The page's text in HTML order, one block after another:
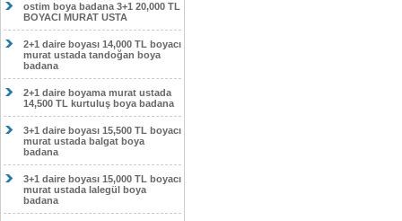
ostim boya badana 3+1 20,000 TL
BOYACI MURAT USTA
2+1 daire boyası 14,000 TL boyacı
murat ustada tandoğan boya
badana
2+1 daire boyama murat ustada
14,500 TL kurtuluş boya badana
3+1 daire boyası 15,500 TL boyacı
murat ustada balgat boya
badana
3+1 daire boyası 15,000 TL boyacı
murat ustada lalegül boya
badana